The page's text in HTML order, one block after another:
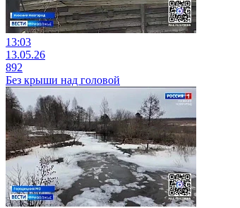
13:03
13.05.26
892
Без крыши над головой